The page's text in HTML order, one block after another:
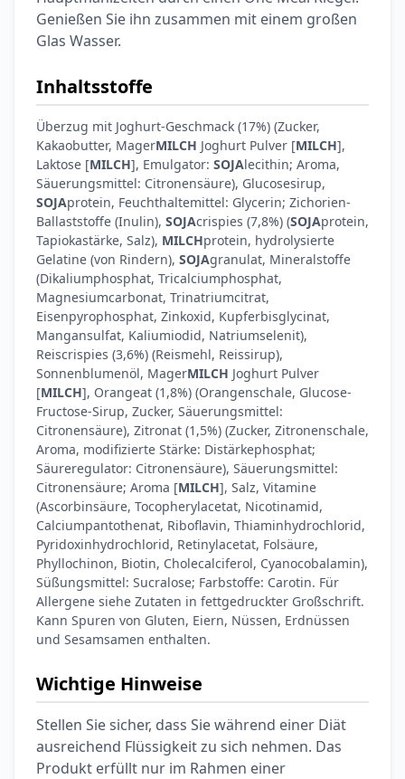
Genießen Sie ihn zusammen mit einem großen
Glas Wasser.
Inhaltsstoffe
Überzug mit Joghurt-Geschmack (17%) (Zucker,
Kakaobutter, MagerMILCH Joghurt Pulver [MILCH],
Laktose [MILCH], Emulgator: SOJAlecithin; Aroma,
Säuerungsmittel: Citronensäure), Glucosesirup,
SOJAprotein, Feuchthaltemittel: Glycerin; Zichorien-
Ballaststoffe (Inulin), SOJAcrispies (7,8%) (SOJAprotein,
Tapiokastärke, Salz), MILCHprotein, hydrolysierte
Gelatine (von Rindern), SOJAgranulat, Mineralstoffe
(Dikaliumphosphat, Tricalciumphosphat,
Magnesiumcarbonat, Trinatriumcitrat,
Eisenpyrophosphat, Zinkoxid, Kupferbisglycinat,
Mangansulfat, Kaliumiodid, Natriumselenit),
Reiscrispies (3,6%) (Reismehl, Reissirup),
Sonnenblumenöl, MagerMILCH Joghurt Pulver
[MILCH], Orangeat (1,8%) (Orangenschale, Glucose-
Fructose-Sirup, Zucker, Säuerungsmittel:
Citronensäure), Zitronat (1,5%) (Zucker, Zitronenschale,
Aroma, modifizierte Stärke: Distärkephosphat;
Säureregulator: Citronensäure), Säuerungsmittel:
Citronensäure; Aroma [MILCH], Salz, Vitamine
(Ascorbinsäure, Tocopherylacetat, Nicotinamid,
Calciumpantothenat, Riboflavin, Thiaminhydrochlorid,
Pyridoxinhydrochlorid, Retinylacetat, Folsäure,
Phyllochinon, Biotin, Cholecalciferol, Cyanocobalamin),
Süßungsmittel: Sucralose; Farbstoffe: Carotin. Für
Allergene siehe Zutaten in fettgedruckter Großschrift.
Kann Spuren von Gluten, Eiern, Nüssen, Erdnüssen
und Sesamsamen enthalten.
Wichtige Hinweise
Stellen Sie sicher, dass Sie während einer Diät
ausreichend Flüssigkeit zu sich nehmen. Das
Produkt erfüllt nur im Rahmen einer